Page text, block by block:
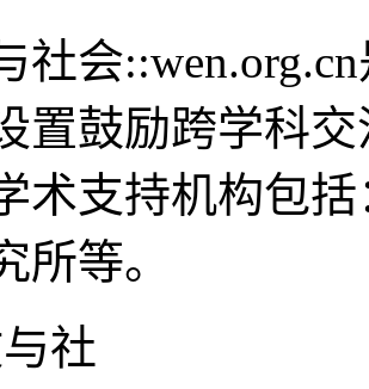
社会
置鼓励跨学科
术支持机构包
所等。